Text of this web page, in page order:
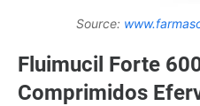
Source:
Fluimucil Forte
Comprimidos